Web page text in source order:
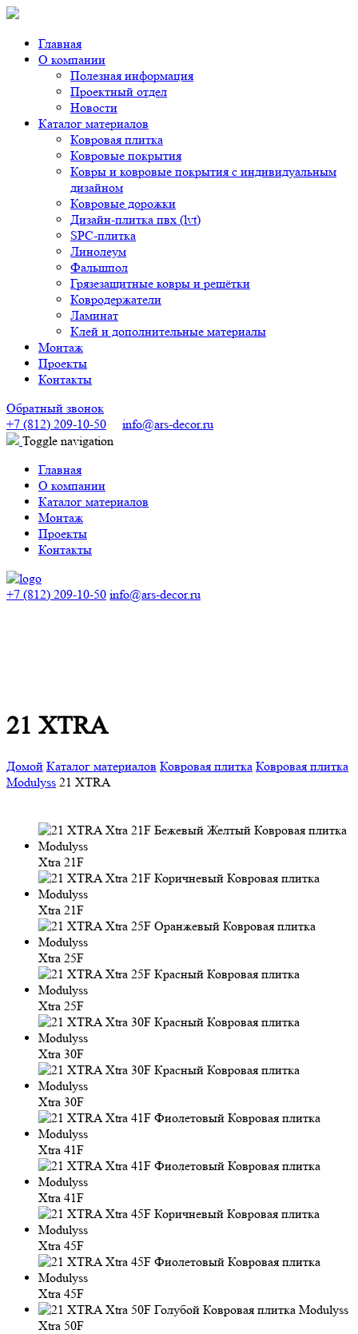
Главная
О компании
Полезная информация
Проектный отдел
Новости
Каталог материалов
Ковровая плитка
Ковровые покрытия
Ковры и ковровые покрытия с индивидуальным
дизайном
Ковровые дорожки
Дизайн-плитка пвх (lvt)
SPC-плитка
Линолеум
Фальшпол
Грязезащитные ковры и решётки
Ковродержатели
Ламинат
Клей и дополнительные материалы
Монтаж
Проекты
Контакты
Обратный звонок
+7 (812) 209-10-50
info@ars-decor.ru
Toggle navigation
Главная
О компании
Каталог материалов
Монтаж
Проекты
Контакты
+7 (812) 209-10-50 info@ars-decor.ru
21 XTRA
Домой Каталог материалов Ковровая плитка Ковровая плитка
Modulyss 21 XTRA
Xtra 21F
Xtra 21F
Xtra 25F
Xtra 25F
Xtra 30F
Xtra 30F
Xtra 41F
Xtra 41F
Xtra 45F
Xtra 45F
Xtra 50F